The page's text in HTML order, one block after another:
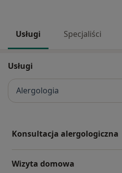
Usługi Specjaliści
Usługi
Alergologia
Konsultacja alergologiczna
Wizyta domowa